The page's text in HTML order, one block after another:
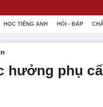
HỌC TIẾNG ANH HỎI - ĐÁP
hưởng phụ